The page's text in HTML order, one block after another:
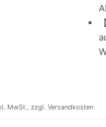
MwSt., zzgl. Versandkosten